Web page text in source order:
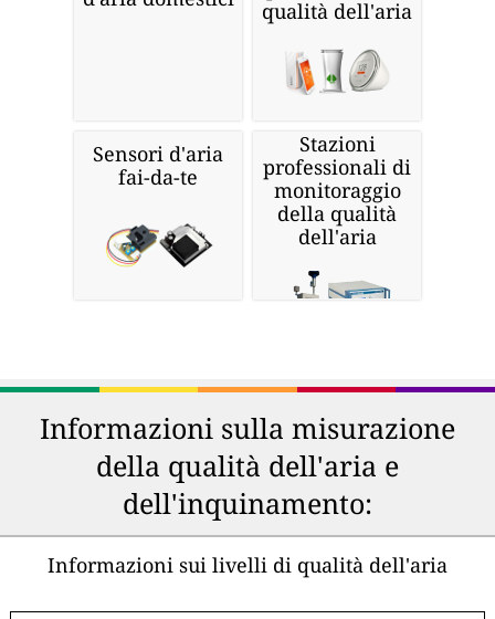
qualità dell'aria
Sensori d'aria
fai-da-te
Stazioni
professionali di
monitoraggio
della qualità
dell'aria
Informazioni sulla misurazione
della qualità dell'aria e
dell'inquinamento:
Informazioni sui livelli di qualità dell'aria